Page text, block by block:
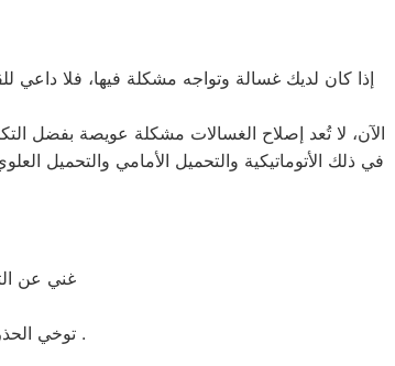
إذا كان لديك غسالة وتواجه مشكلة فيها، فلا
الآن، لا تُعد إصلاح الغسالات مشكلة عويصة بفضل
غني عن
توخي الحذر عند وجود خلل بالجهاز او عطل و الاتصال بمركز الصيانة لضمان تقديم خدمة صيانة بها اعلي معايير السلامة .